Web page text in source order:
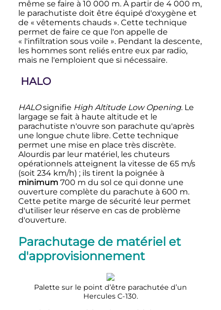
même se faire à 10 000 m. À partir de 4 000 m,
le parachutiste doit être équipé d'oxygène et
de « vêtements chauds ». Cette technique
permet de faire ce que l'on appelle de
« l'infiltration sous voile ». Pendant la descente,
les hommes sont reliés entre eux par radio,
mais ne l'emploient que si nécessaire.
HALO
HALOsignifie High Altitude Low Opening. Le
largage se fait à haute altitude et le
parachutiste n'ouvre son parachute qu'après
une longue chute libre. Cette technique
permet une mise en place très discrète.
Alourdis par leur matériel, les chuteurs
opérationnels atteignent la vitesse de 65 m/s
(soit 234 km/h) ; ils tirent la poignée à
minimum700 m du sol ce qui donne une
ouverture complète du parachute à 600 m.
Cette petite marge de sécurité leur permet
d'utiliser leur réserve en cas de problème
d'ouverture.
Parachutage de matériel et
d'approvisionnement
Palette sur le point d’être parachutée d’un
Hercules C-130.